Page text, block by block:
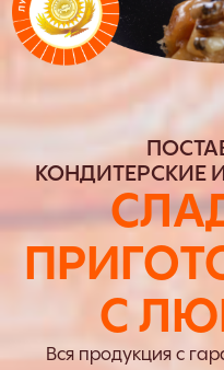
КОНДИТЕРСКИЕ
С
Вся продукция с